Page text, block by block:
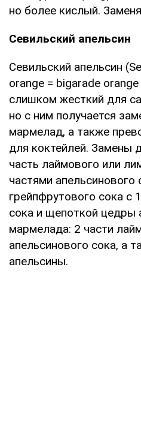
но более кислый.
Севильский апельсин
Севильский апельсин
orange = bigarade
слишком жесткий для
но с ним получается
мармелад, а также
для коктейлей. Замены
часть лаймового или
частями
грейпфрутового сока с
сока и щепоткой цедры
мармелада: 2 части
апельсинового сока, а
апельсины.